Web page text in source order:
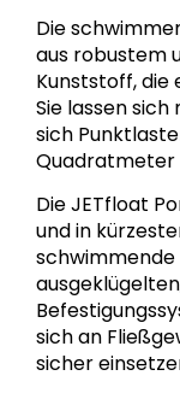
Die
aus robustem
Kunststoff, die
Sie lassen
sich
Quadratmeter
Die JETfloat
und in
sich an
sicher